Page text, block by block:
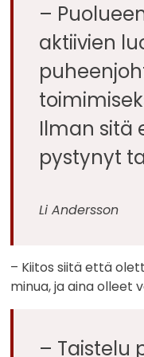
–
aktiivien
Ilman sitä
pystynyt
Li Andersson
– Kiitos siitä että
minua, ja aina olleet
– Taistelu